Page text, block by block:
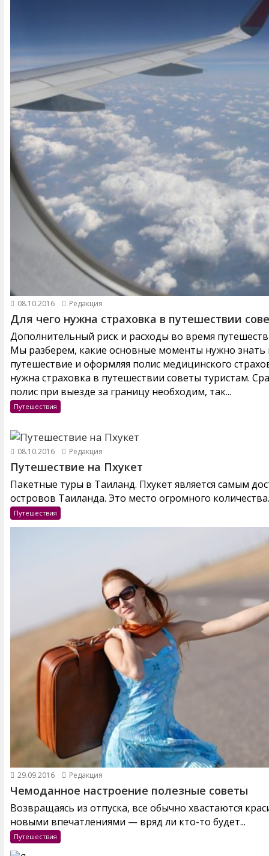
08.10.2016 Редакция
Для чего нужна страховка в путешествии
Дополнительный риск и расходы во время
Мы разберем, какие основные моменты нужно знать
путешествие и оформляя полис медицинского
нужна страховка в путешествии советы туристам.
полис при выезде за границу необходим, так...
Путешествия
08.10.2016 Редакция
Путешествие на Пхукет
Пакетные туры в Таиланд. Пхукет является самым
островов Таиланда. Это место огромного
Путешествия
29.09.2016 Редакция
Чемоданное настроение полезные советы
Возвращаясь из отпуска, все обычно хвастаются
новыми впечатлениями — вряд ли кто-то будет...
Путешествия